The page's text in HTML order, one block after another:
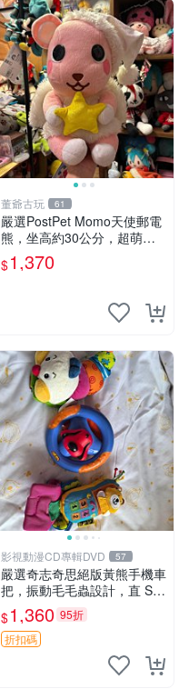
董爺古玩 61
嚴選PostPet Momo天使郵電
熊，坐高約30公分，超萌可
愛收藏首選 天使郵電熊 Mom
o熊 玩具
$1,370
影視動漫CD專輯DVD 57
嚴選奇志奇思絕版黃熊手機車
把，振動毛毛蟲設計，直 SA
LE 售不退不換 毛毛蟲 手機
車把
$1,360 95折
折扣碼